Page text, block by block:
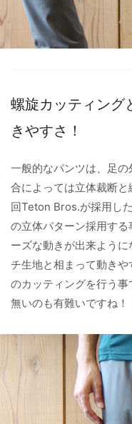
螺旋カッティング
きやすさ！
一般的なパンツは、足
合によっては立体裁断
回Teton Bros.が採用し
の立体パターン採用す
ーズな動きが出来よう
チ生地と相まって動き
のカッティングを行う
無いのも有難いですね！